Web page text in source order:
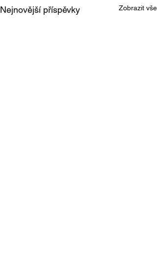
Nejnovější příspěvky Zobrazit vše